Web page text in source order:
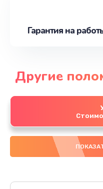
Гарантия на
Другие